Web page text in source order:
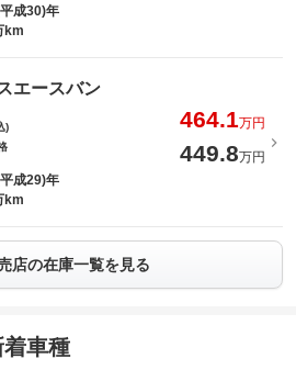
成30)年
km
エースバン
)
464.1万円
449.8万円
成29)年
km
店の在庫一覧を見る
車種